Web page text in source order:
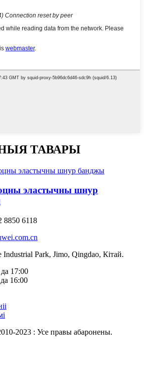
ТАВАРЫ
эластычны шнур
8850 6118
Industrial Park, Jimo, Qingdao, Кітай.
17:00
16:00
2023 : Усе правы абаронены.